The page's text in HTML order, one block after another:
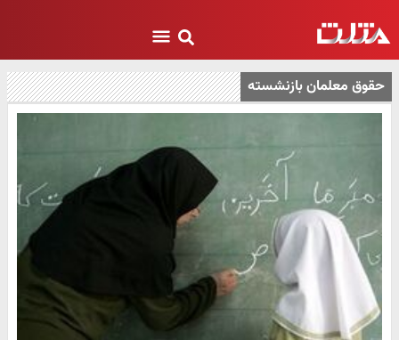
حقوق معلمان بازنشسته